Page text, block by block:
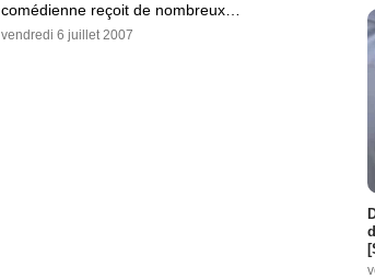
comédienne reçoit de nombreux…
vendredi 6 juillet 2007